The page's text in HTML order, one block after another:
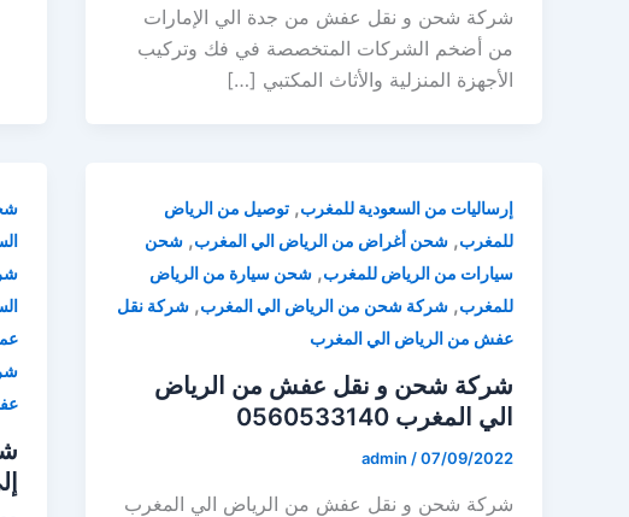
شركة شحن و نقل عفش من جدة الي الإمارات
من أضخم الشركات المتخصصة في فك وتركيب
الأجهزة المنزلية والأثاث المكتبي […]
إرساليات من السعودية للمغرب, توصيل من الرياض
للمغرب, شحن أغراض من الرياض الي المغرب, شحن
سيارات من الرياض للمغرب, شحن سيارة من الرياض
للمغرب, شركة شحن من الرياض الي المغرب, شركة نقل
عفش من الرياض الي المغرب
شركة شحن و نقل عفش من الرياض
الي المغرب 0560533140
admin /07/09/2022
شركة شحن و نقل عفش من الرياض الي المغرب